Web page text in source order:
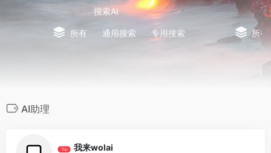
搜索AI
所有 通用搜索 专用搜索 所有
AI助理
Top 我来wolai